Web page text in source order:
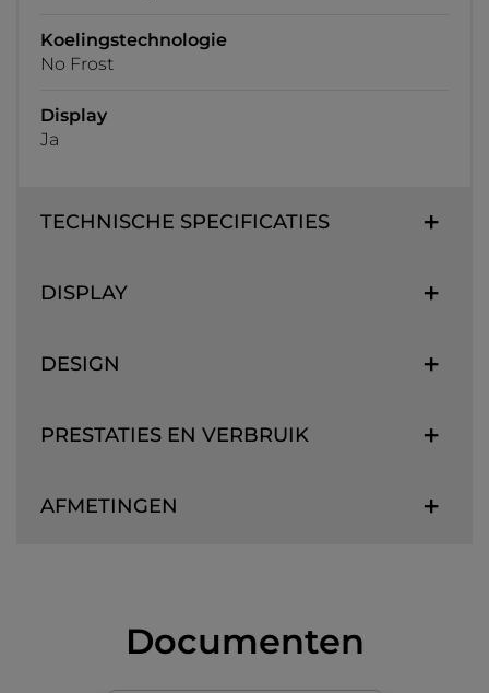
Koelingstechnologie
No Frost
Display
Ja
TECHNISCHE SPECIFICATIES
DISPLAY
DESIGN
PRESTATIES EN VERBRUIK
AFMETINGEN
Documenten